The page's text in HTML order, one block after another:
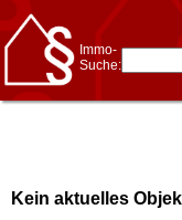
Immo-
Suche:
* Suche
Kombinieren
Kein aktuelles